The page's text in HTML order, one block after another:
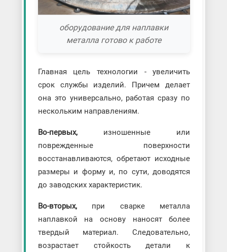
оборудование для наплавки
металла готово к работе
Главная цель технологии - увеличить
срок службы изделий. Причем делает
она это универсально, работая сразу по
нескольким направлениям.
Во-первых,изношенные или
поврежденные поверхности
восстанавливаются, обретают исходные
размеры и форму и, по сути, доводятся
до заводских характеристик.
Во-вторых,при сварке металла
наплавкой на основу наносят более
твердый материал. Следовательно,
возрастает стойкость детали к